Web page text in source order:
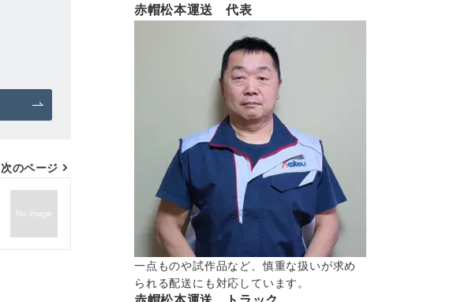
次のページ
赤帽松本運送 代表
一点ものや試作品など、慎重な扱いが求め
られる配送にも対応しています。